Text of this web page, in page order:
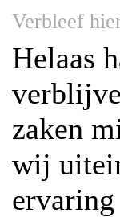
Verbleef
Helaas
zaken
wij